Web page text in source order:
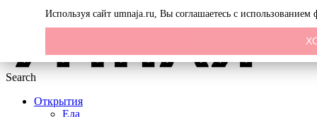
Search
Открытия
Еда
Используя сайт umnaja.ru, Вы соглашаетесь с использованием